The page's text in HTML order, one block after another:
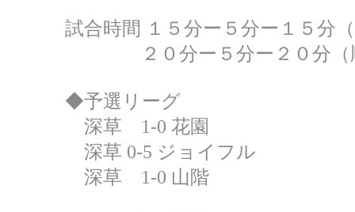
試合時間 １５分ー５分ー１５分
２０分ー５分ー２０分（
◆予選リーグ
深草 1-0 花園
深草 0-5 ジョイフル
深草 1-0 山階